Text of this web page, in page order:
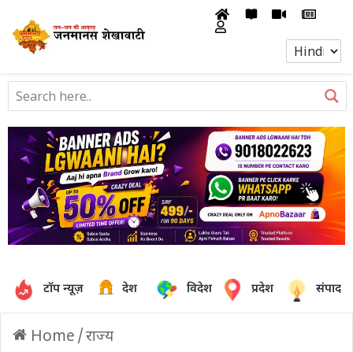
टॉप न्यूज़ देश विदेश प्रदेश
Home /राज्य